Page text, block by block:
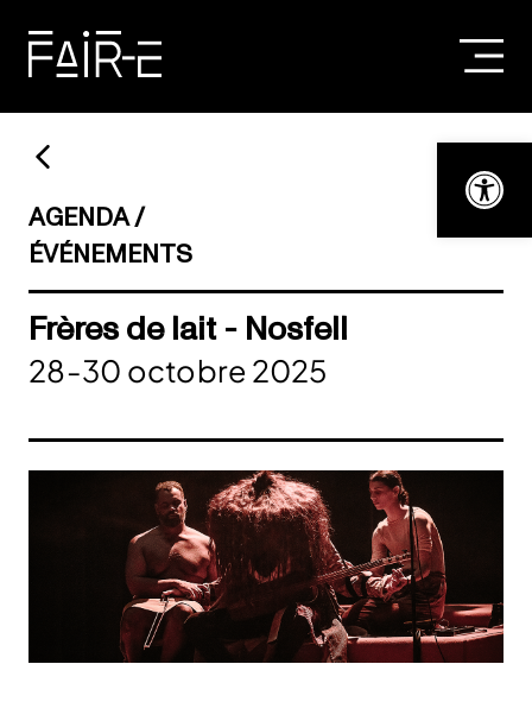
Ouvrir la
content
AGENDA
ÉVÉNEMENTS
Frères de lait - Nosfell
28-30 octobre 2025